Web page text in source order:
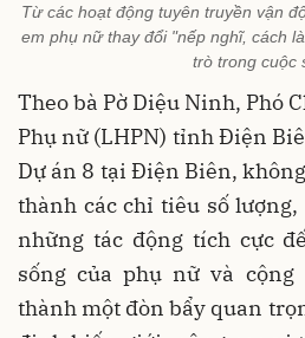
Từ các hoạt động tuyên truyền vận
em phụ nữ thay đổi "nếp nghĩ, cách
trò trong cuộc
Theo bà Pờ Diệu Ninh, Phó
Phụ nữ (LHPN) tỉnh Điện
Dự án 8 tại Điện Biên,
thành các chỉ tiêu số
những tác động tích cực
sống của phụ nữ và
thành một đòn bẩy quan